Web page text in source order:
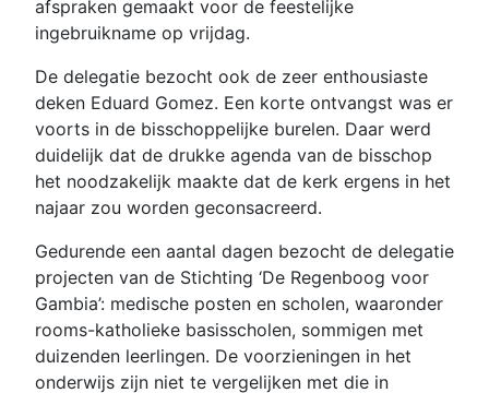
afspraken gemaakt voor de feestelijke
ingebruikname op vrijdag.
De delegatie bezocht ook de zeer enthousiaste
deken Eduard Gomez. Een korte ontvangst was er
voorts in de bisschoppelijke burelen. Daar werd
duidelijk dat de drukke agenda van de bisschop
het noodzakelijk maakte dat de kerk ergens in het
najaar zou worden geconsacreerd.
Gedurende een aantal dagen bezocht de delegatie
projecten van de Stichting ‘De Regenboog voor
Gambia’: medische posten en scholen, waaronder
rooms-katholieke basisscholen, sommigen met
duizenden leerlingen. De voorzieningen in het
onderwijs zijn niet te vergelijken met die in